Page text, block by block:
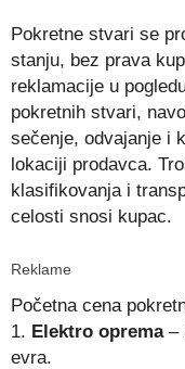
Pokretne stvari se
stanju, bez prava
reklamacije u
pokretnih stvari,
sečenje, odvajanje i
lokaciji prodavca.
klasifikovanja i
celosti snosi kupac.
Reklame
Početna cena
1. Elektro oprema–
evra.